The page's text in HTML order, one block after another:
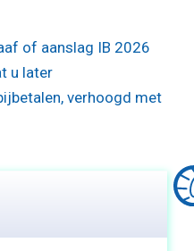
of aanslag IB 2026
u later
verhoogd met